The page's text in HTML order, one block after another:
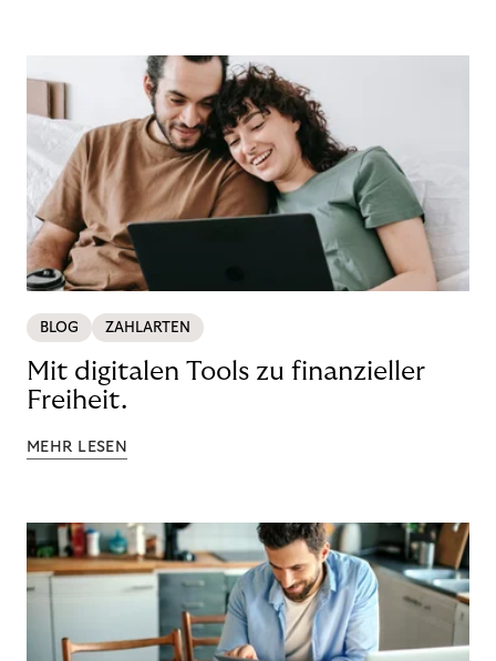
BLOG ZAHLARTEN
Mit digitalen Tools zu finanzieller
Freiheit.
MEHR LESEN